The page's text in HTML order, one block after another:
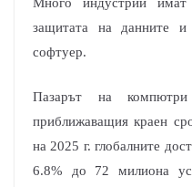
защитата на данните и
софтуер.​​
Пазарът на
приближаващия краен
на 2025 г. глобалните
6.8% до 72 милиона